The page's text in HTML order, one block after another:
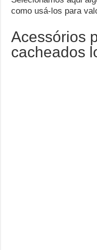
como usá-los para
Acessórios
cacheados